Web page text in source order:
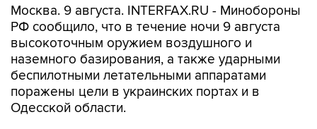
Москва. 9 августа. INTERFAX.RU - Минобороны
РФ сообщило, что в течение ночи 9 августа
высокоточным оружием воздушного и
наземного базирования, а также ударными
беспилотными летательными аппаратами
поражены цели в украинских портах и в
Одесской области.